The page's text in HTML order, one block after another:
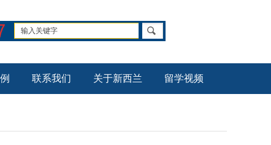
联系我们 关于新西兰 留学视频